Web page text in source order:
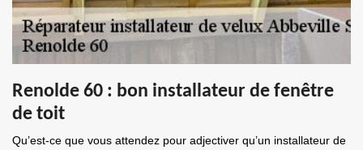
Renolde 60 : bon installateur de fenêtre
de toit
Qu’est-ce que vous attendez pour adjectiver qu’un installateur de